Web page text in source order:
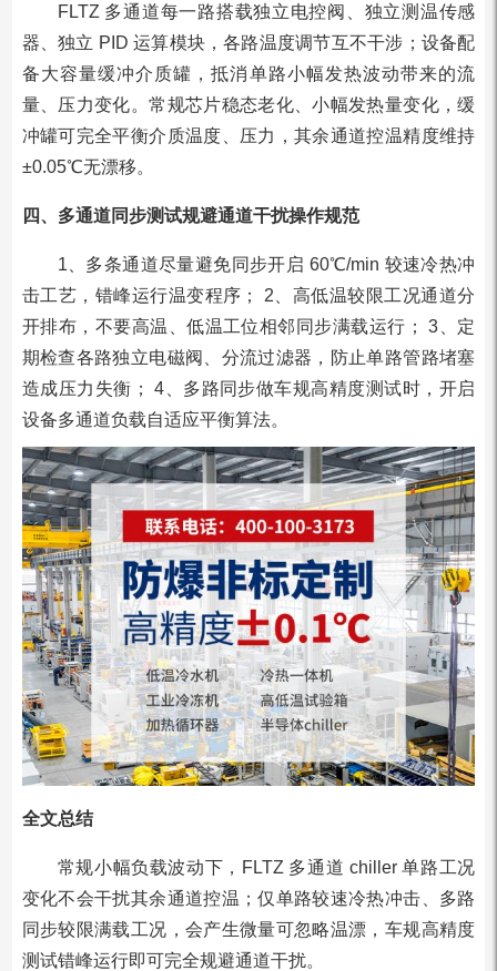
FLTZ 多通道每一路搭载独立电控阀、独立测温传感
器、独立 PID 运算模块，各路温度调节互不干涉；设备配
备大容量缓冲介质罐，抵消单路小幅发热波动带来的流
量、压力变化。常规芯片稳态老化、小幅发热量变化，缓
冲罐可完全平衡介质温度、压力，其余通道控温精度维持
±0.05℃无漂移。
四、多通道同步测试规避通道干扰操作规范
1、多条通道尽量避免同步开启 60℃/min 较速冷热冲
击工艺，错峰运行温变程序； 2、高低温较限工况通道分
开排布，不要高温、低温工位相邻同步满载运行； 3、定
期检查各路独立电磁阀、分流过滤器，防止单路管路堵塞
造成压力失衡； 4、多路同步做车规高精度测试时，开启
设备多通道负载自适应平衡算法。
全文总结
常规小幅负载波动下，FLTZ 多通道 chiller 单路工况
变化不会干扰其余通道控温；仅单路较速冷热冲击、多路
同步较限满载工况，会产生微量可忽略温漂，车规高精度
测试错峰运行即可完全规避通道干扰。